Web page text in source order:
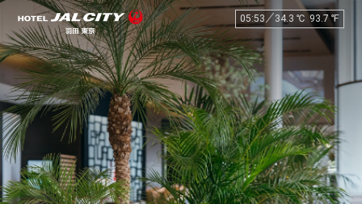
05:53 ／ 34.3 ℃ 93.7 ℉